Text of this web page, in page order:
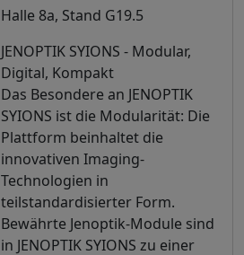
Halle 8a, Stand G19.5
JENOPTIK SYIONS - Modular,
Digital, Kompakt
Das Besondere an JENOPTIK
SYIONS ist die Modularität: Die
Plattform beinhaltet die
innovativen Imaging-
Technologien in
teilstandardisierter Form.
Bewährte Jenoptik-Module sind
in JENOPTIK SYIONS zu einer